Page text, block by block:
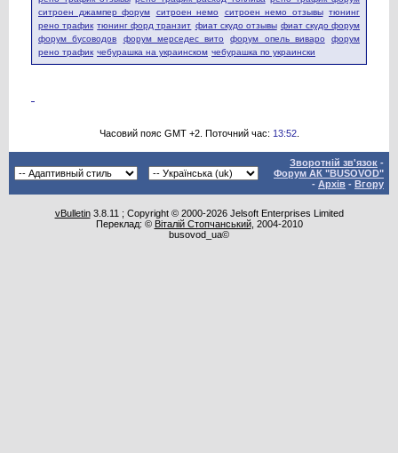
ситроен джампер форум
ситроен немо ситроен немо отзывы тюнинг
рено трафик тюнинг форд транзит фиат скудо отзывы фиат скудо форум
форум бусоводов
форум мерседес вито форум опель виваро
форум
рено трафик чебурашка на украинском чебурашка по украински
Часовий пояс GMT +2. Поточний час: 13:52.
Зворотній зв'язок -
Форум АК "BUSOVOD"
- Архів - Вгору
vBulletin3.8.11 ; Copyright © 2000-2026 Jelsoft Enterprises Limited
Переклад: © Віталій Стопчанський, 2004-2010
busovod_ua©